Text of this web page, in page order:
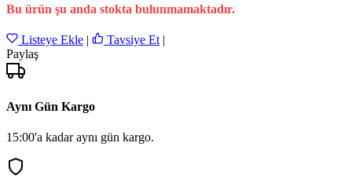
Bu ürün şu anda stokta bulunmamaktadır.
Listeye Ekle | Tavsiye Et |
Paylaş
Aynı Gün Kargo
15:00'a kadar aynı gün kargo.